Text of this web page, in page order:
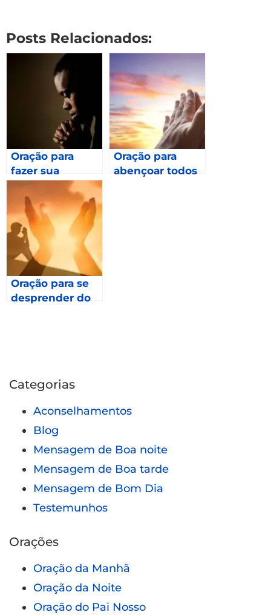
Posts Relacionados:
Oração para
fazer sua
Esperança esta
em Deus –
Romanos 8.24
Oração para
abençoar todos
Oração para se
desprender do
Categorias
Aconselhamentos
Blog
Mensagem de Boa noite
Mensagem de Boa tarde
Mensagem de Bom Dia
Testemunhos
Orações
Oração da Manhã
Oração da Noite
Oração do Pai Nosso